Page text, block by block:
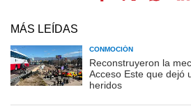
MÁS LEÍDAS
CONMOCIÓN
Reconstruyeron la
Acceso Este que dejó
heridos